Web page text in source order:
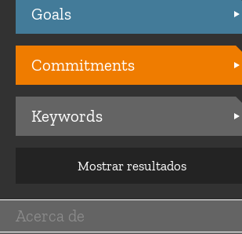
Practices
Goals
Commitments
Keywords
Mostrar resultados
Acerca de